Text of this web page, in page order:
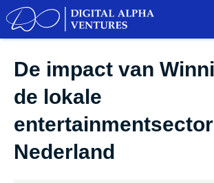
De impact van
de lokale
Nederland